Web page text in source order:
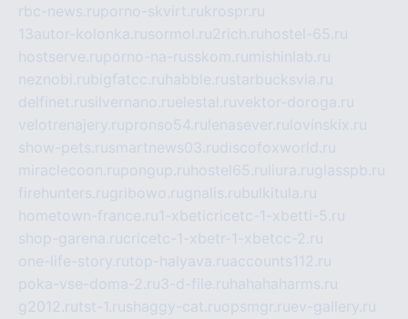
rbc-news.ruporno-skvirt.rukrospr.ru
13autor-kolonka.rusormol.ru2rich.ru hostel-65.ru
hostserve.ruporno-na-russkom.ru mishinlab.ru
neznobi.rubigfatcc.ru habble.rustarbucksvia.ru
delfinet.rusilvernano.ruelestal.ruvektor-doroga.ru
velotrenajery.rupronso54.ru lenasever.ru lovinskix.ru
show-pets.rusmartnews03.rudiscofoxworld.ru
miraclecoon.rupongup.ru hostel65.ru liura.ruglasspb.ru
firehunters.rugribowo.rugnalis.rubulkitula.ru
hometown-france.ru1-xbeticricetc-1-xbetti-5.ru
shop-garena.rucricetc-1-xbetr-1-xbetcc-2.ru
one-life-story.rutop-halyava.ruaccounts112.ru
poka-vse-doma-2.ru3-d-file.ru hahahaharms.ru
g2012.rutst-1.rushaggy-cat.ruopsmgr.ruev-gallery.ru